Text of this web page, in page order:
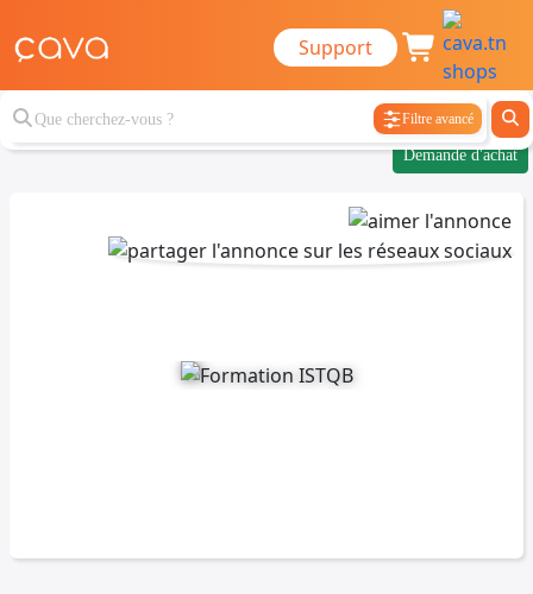
Support
Filtre avancé
Demande d'achat